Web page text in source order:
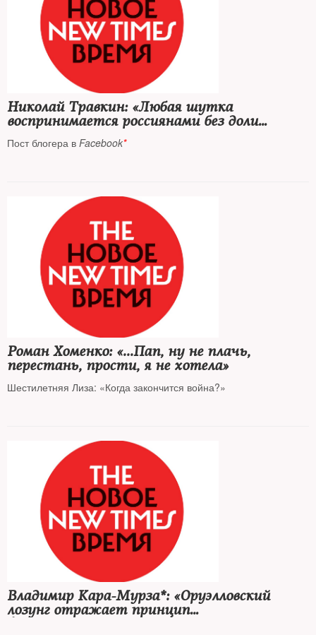
Николай Травкин: «Любая шутка
воспринимается россиянами без доли
сомнения»
Пост блогера в Facebook*
Роман Хоменко: «...Пап, ну не плачь,
перестань, прости, я не хотела»
Шестилетняя Лиза: «Когда закончится война?»
Владимир Кара-Мурза*: «Оруэлловский
лозунг отражает принцип